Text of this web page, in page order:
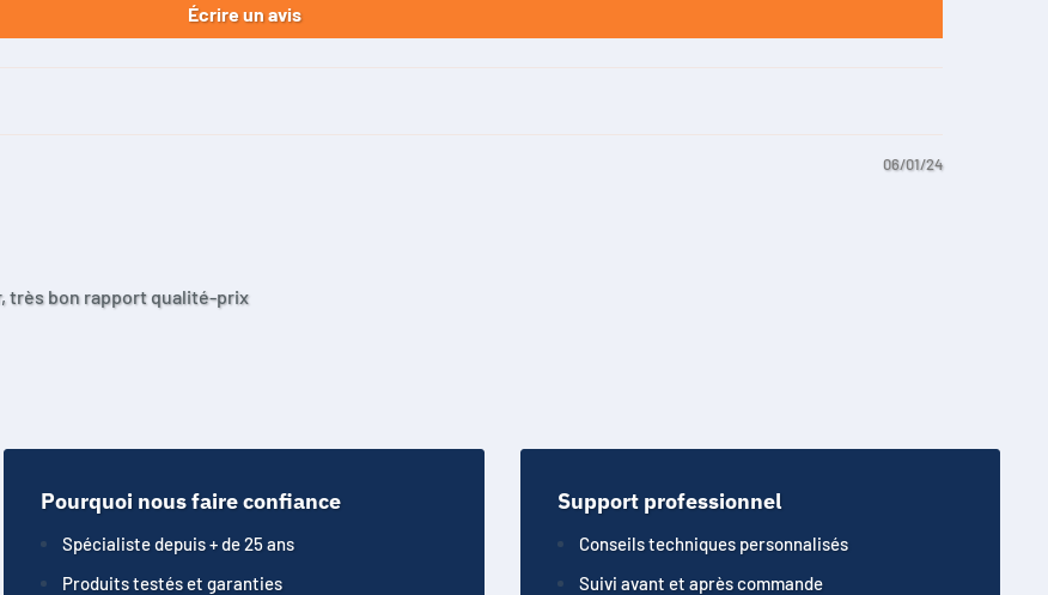
Écrire un avis
06/01/24
très bon rapport qualité-prix
Pourquoi nous faire confiance
Spécialiste depuis + de 25 ans
Produits testés et garanties
Support professionnel
Conseils techniques personnalisés
Suivi avant et après commande